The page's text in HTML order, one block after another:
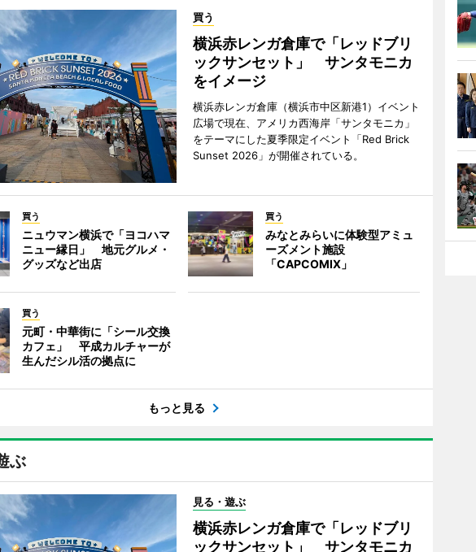
買う
横浜赤レンガ倉庫で「レッドブリ
ックサンセット」 サンタモニカ
をイメージ
横浜赤レンガ倉庫（横浜市中区新港1）イベント
広場で現在、アメリカ西海岸「サンタモニカ」
をテーマにした夏季限定イベント「Red Brick
Sunset 2026」が開催されている。
買う
ニュウマン横浜で「ヨコハマ
ニュー縁日」 地元グルメ・
グッズなど出店
買う
みなとみらいに体験型アミュ
ーズメント施設
「CAPCOMIX」
買う
元町・中華街に「シール交換
カフェ」 平成カルチャーが
生んだシル活の拠点に
もっと見る
ぶ
見る・遊ぶ
横浜赤レンガ倉庫で「レッドブリ
ックサンセット」 サンタモニカ